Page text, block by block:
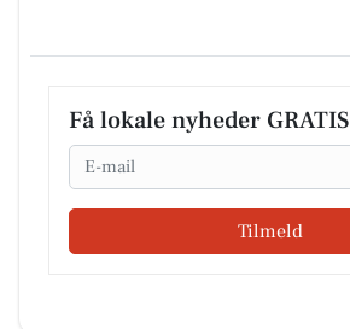
Få lokale nyheder GRATIS
Email
Tilmeld